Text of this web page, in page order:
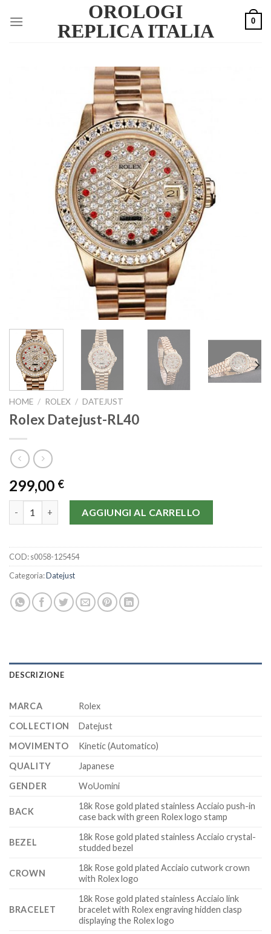
OROLOGI
REPLICA ITALIA
0
HOME / ROLEX / DATEJUST
Rolex Datejust-RL40
299,00 €
AGGIUNGI AL CARRELLO
COD:s0058-125454
Categoria:Datejust
DESCRIZIONE
MARCA
Rolex
COLLECTION
Datejust
MOVIMENTO
Kinetic (Automatico)
QUALITY
Japanese
GENDER
WoUomini
BACK
18k Rose gold plated stainless Acciaio push-in
case back with green Rolex logo stamp
BEZEL
18k Rose gold plated stainless Acciaio crystal-
studded bezel
CROWN
18k Rose gold plated Acciaio cutwork crown
with Rolex logo
BRACELET
18k Rose gold plated stainless Acciaio link
bracelet with Rolex engraving hidden clasp
displaying the Rolex logo